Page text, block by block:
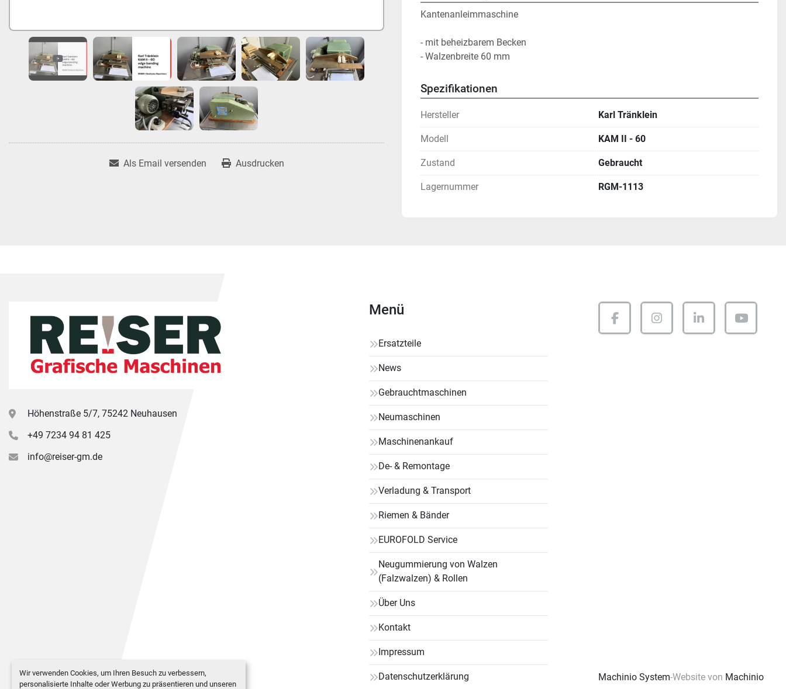
Wir verwenden Cookies, um Ihren Besuch zu verbessern,
personalisierte Inhalte oder Werbung zu präsentieren und unseren
Als Email versenden Ausdrucken
Kantenanleimmaschine
- mit beheizbarem Becken
- Walzenbreite 60 mm
Spezifikationen
Hersteller Karl Tränklein
Modell KAM II - 60
Zustand Gebraucht
Lagernummer RGM-1113
Höhenstraße 5/7, 75242 Neuhausen
+49 7234 94 81 425
info@reiser-gm.de
Menü
Ersatzteile
News
Gebrauchtmaschinen
Neumaschinen
Maschinenankauf
De- & Remontage
Verladung & Transport
Riemen & Bänder
EUROFOLD Service
Neugummierung von Walzen
(Falzwalzen) & Rollen
Über Uns
Kontakt
Impressum
Datenschutzerklärung
facebookinstagramlinkedinyoutube
Machinio System-Website von Machinio